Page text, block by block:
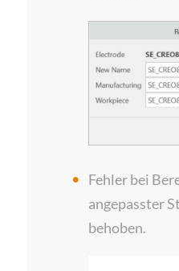
Fehler bei
angepasster
behoben.